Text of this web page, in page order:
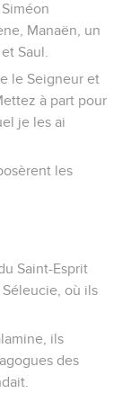
Manaën, un
Saul.
le Seigneur et
à part pour
je les ai
les
Saint-Esprit
où ils
ils
des